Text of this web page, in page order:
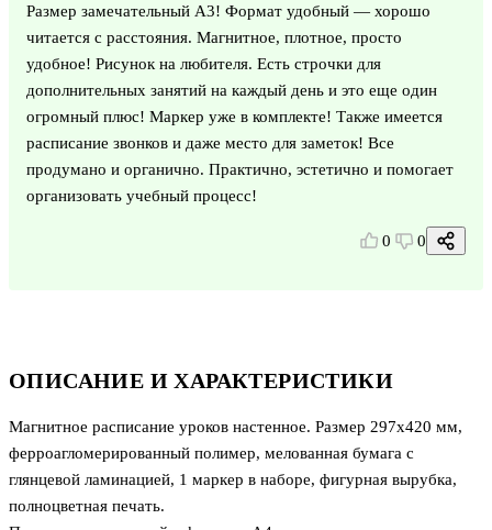
ОПИСАНИЕ И ХАРАКТЕРИСТИКИ
Магнитное расписание уроков настенное. Размер 297х420 мм,
ферроагломерированный полимер, мелованная бумага с
глянцевой ламинацией, 1 маркер в наборе, фигурная вырубка,
полноцветная печать.
Размер замечательный А3! Формат удобный — хорошо
читается с расстояния. Магнитное, плотное, просто
удобное! Рисунок на любителя. Есть строчки для
дополнительных занятий на каждый день и это еще один
огромный плюс! Маркер уже в комплекте! Также имеется
расписание звонков и даже место для заметок! Все
продумано и органично. Практично, эстетично и помогает
организовать учебный процесс!
0 0